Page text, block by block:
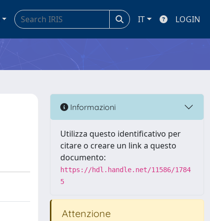
IT LOGIN
Informazioni
Utilizza questo identificativo per
citare o creare un link a questo
documento:
https://hdl.handle.net/11586/1784
5
Attenzione